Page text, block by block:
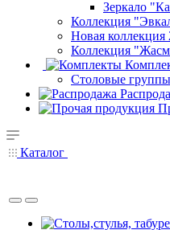
Зеркало
Коллекция
Новая коллекция
Коллекция
Столовые группы
Каталог